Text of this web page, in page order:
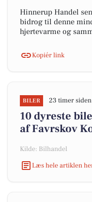
Hinnerup Handel
bidrog til denne
hjertevarme og
Kopiér link
BILER 23 timer siden
10 dyreste
af Favrskov
Kilde: Bilhandel
Læs hele artiklen